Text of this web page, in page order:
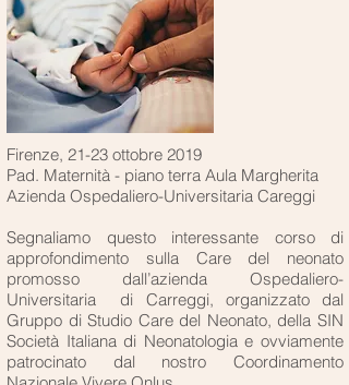
Firenze, 21-23 ottobre 2019
Pad. Maternità - piano terra Aula Margherita
Azienda Ospedaliero-Universitaria Careggi
Segnaliamo questo interessante corso di
approfondimento sulla Care del neonato
promosso dall’azienda Ospedaliero-
Universitaria di Carreggi, organizzato dal
Gruppo di Studio Care del Neonato, della SIN
Società Italiana di Neonatologia e ovviamente
patrocinato dal nostro Coordinamento